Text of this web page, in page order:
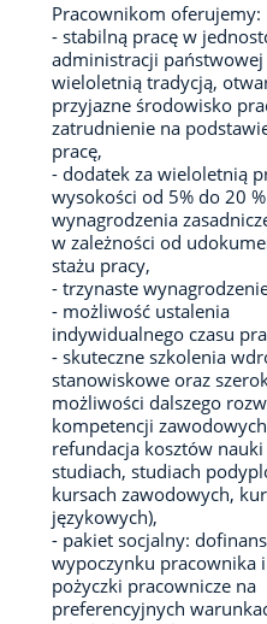
Pracownikom oferujemy:
- stabilną pracę w
administracji państwowej
wieloletnią tradycją,
przyjazne środowisko
zatrudnienie na
pracę,
- dodatek za wieloletnią
wysokości od 5% do 20 %
wynagrodzenia
w zależności od
stażu pracy,
- trzynaste
- możliwość ustalenia
indywidualnego czasu
- skuteczne szkolenia
stanowiskowe oraz
możliwości dalszego
kompetencji
refundacja kosztów nauki
studiach, studiach
kursach zawodowych,
językowych),
- pakiet socjalny:
wypoczynku pracownika
pożyczki pracownicze na
preferencyjnych